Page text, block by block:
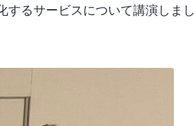
するサービスについて講演しまし